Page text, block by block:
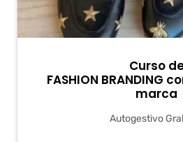
Curso
FASHION BRANDING
marca
Autogestivo